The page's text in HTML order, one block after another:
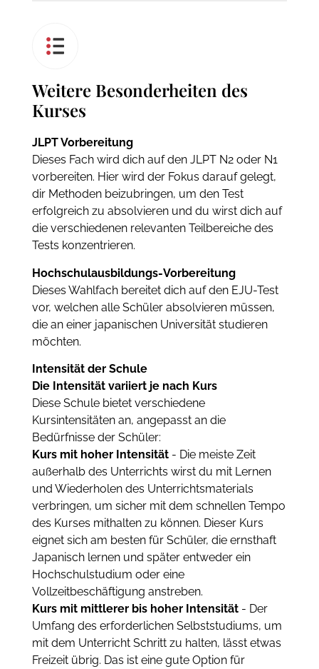
Weitere Besonderheiten des
Kurses
JLPT Vorbereitung
Dieses Fach wird dich auf den JLPT N2 oder N1
vorbereiten. Hier wird der Fokus darauf gelegt,
dir Methoden beizubringen, um den Test
erfolgreich zu absolvieren und du wirst dich auf
die verschiedenen relevanten Teilbereiche des
Tests konzentrieren.
Hochschulausbildungs-Vorbereitung
Dieses Wahlfach bereitet dich auf den EJU-Test
vor, welchen alle Schüler absolvieren müssen,
die an einer japanischen Universität studieren
möchten.
Intensität der Schule
Die Intensität variiert je nach Kurs
Diese Schule bietet verschiedene
Kursintensitäten an, angepasst an die
Bedürfnisse der Schüler:
Kurs mit hoher Intensität- Die meiste Zeit
außerhalb des Unterrichts wirst du mit Lernen
und Wiederholen des Unterrichtsmaterials
verbringen, um sicher mit dem schnellen Tempo
des Kurses mithalten zu können. Dieser Kurs
eignet sich am besten für Schüler, die ernsthaft
Japanisch lernen und später entweder ein
Hochschulstudium oder eine
Vollzeitbeschäftigung anstreben.
Kurs mit mittlerer bis hoher Intensität- Der
Umfang des erforderlichen Selbststudiums, um
mit dem Unterricht Schritt zu halten, lässt etwas
Freizeit übrig. Das ist eine gute Option für